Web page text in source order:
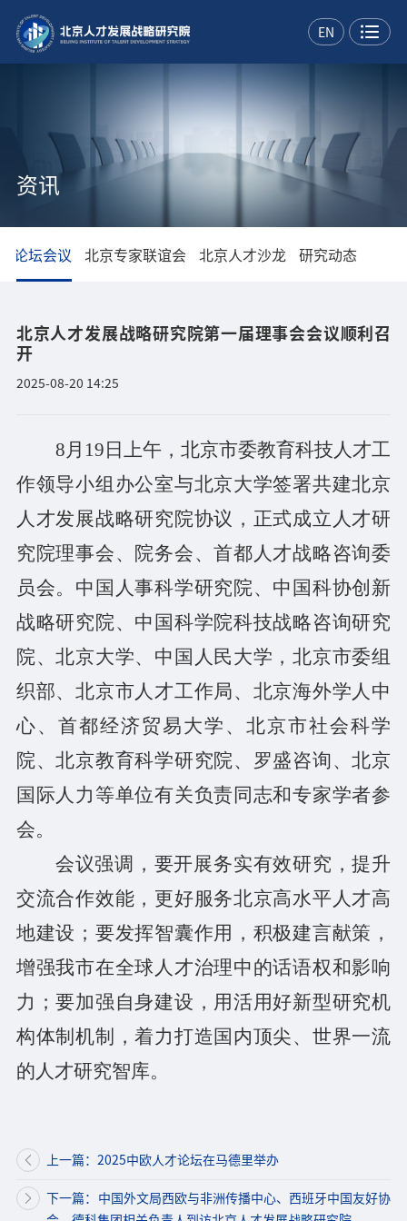
EN
资讯
论坛会议 北京专家联谊会 北京人才沙龙 研究动态
北京人才发展战略研究院第一届理事会会议顺利召
开
2025-08-20 14:25
8 月 19 日 上午 ，北京市委教育科技人才工
作领导小组办公室与北京大学签署共建北京
人才发展战略研究院协议， 正式成立 人才研
究院理事会、院务会、首都人才战略咨询委
员会。 中国人事科学研究院、中国科协创新
战略研究院、中国科学院科技战略咨询研究
院、北京大学、中国人民大学，北京市委组
织部、北京市人才工作局、北京海外学人中
心、首都经济贸易大学、北京市社会科学
院、北京教育科学研究院、罗盛咨询、北京
国际人力等单位有关负责同志和专家学者参
会。
会议强调，要开展务实有效研究，提升
交流合作效能，更好服务北京高水平人才高
地建设；要发挥智囊作用，积极建言献策，
增强我市在全球人才治理中的话语权和影响
力；要加强自身建设，用活用好新型研究机
构体制机制，着力打造国内顶尖、 世界一流
的人才研究智库。
上一篇：2025中欧人才论坛在马德里举办
下一篇：中国外文局西欧与非洲传播中心、西班牙中国友好协